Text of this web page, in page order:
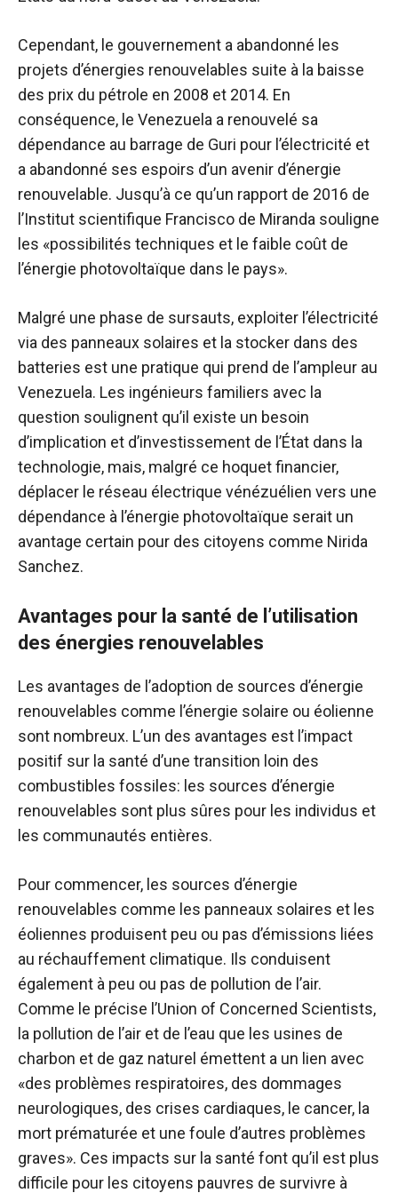
Cependant, le gouvernement a abandonné les
projets d’énergies renouvelables suite à la baisse
des prix du pétrole en 2008 et 2014. En
conséquence, le Venezuela a renouvelé sa
dépendance au barrage de Guri pour l’électricité et
a abandonné ses espoirs d’un avenir d’énergie
renouvelable. Jusqu’à ce qu’un rapport de 2016 de
l’Institut scientifique Francisco de Miranda souligne
les «possibilités techniques et le faible coût de
l’énergie photovoltaïque dans le pays».
Malgré une phase de sursauts, exploiter l’électricité
via des panneaux solaires et la stocker dans des
batteries est une pratique qui prend de l’ampleur au
Venezuela. Les ingénieurs familiers avec la
question soulignent qu’il existe un besoin
d’implication et d’investissement de l’État dans la
technologie, mais, malgré ce hoquet financier,
déplacer le réseau électrique vénézuélien vers une
dépendance à l’énergie photovoltaïque serait un
avantage certain pour des citoyens comme Nirida
Sanchez.
Avantages pour la santé de l’utilisation
des énergies renouvelables
Les avantages de l’adoption de sources d’énergie
renouvelables comme l’énergie solaire ou éolienne
sont nombreux. L’un des avantages est l’impact
positif sur la santé d’une transition loin des
combustibles fossiles: les sources d’énergie
renouvelables sont plus sûres pour les individus et
les communautés entières.
Pour commencer, les sources d’énergie
renouvelables comme les panneaux solaires et les
éoliennes produisent peu ou pas d’émissions liées
au réchauffement climatique. Ils conduisent
également à peu ou pas de pollution de l’air.
Comme le précise l’Union of Concerned Scientists,
la pollution de l’air et de l’eau que les usines de
charbon et de gaz naturel émettent a un lien avec
«des problèmes respiratoires, des dommages
neurologiques, des crises cardiaques, le cancer, la
mort prématurée et une foule d’autres problèmes
graves». Ces impacts sur la santé font qu’il est plus
difficile pour les citoyens pauvres de survivre à